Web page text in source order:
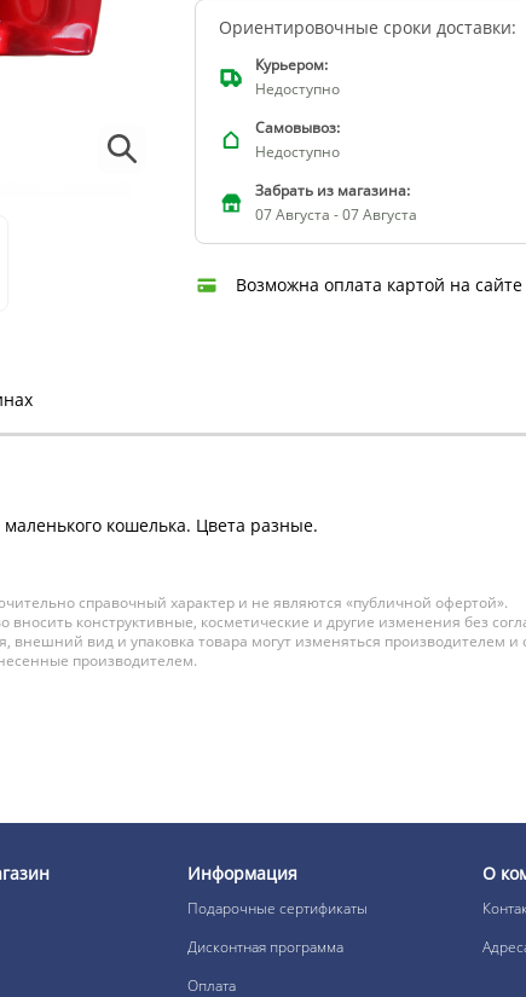
Ориентировочные сроки доставки:
Курьером:
Недоступно
Самовывоз:
Недоступно
Забрать из магазина:
07 Августа - 07 Августа
Возможна оплата картой на сайте
кошелька. Цвета разные.
справочный характер и не являются «публичной офертой».
вносить конструктивные, косметические и другие изменения без
внешний вид и упаковка товара могут изменяться производителем и
производителем.
Информация
Подарочные сертификаты
Дисконтная программа
Оплата
О